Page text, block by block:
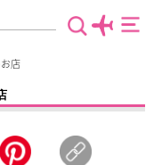
店
とあって、美味しいものが大
ナップに思わず迷ってしまい